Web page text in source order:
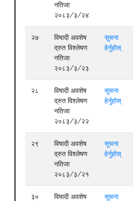
नतिजा
२०८३/३/२४
२७
विषादी अवशेष
द्रुत विश्लेषण
नतिजा
२०८३/३/२३
सूचना
हेर्नुहोस्
२८
विषादी अवशेष
द्रुत विश्लेषण
नतिजा
२०८३/३/२२
सूचना
हेर्नुहोस्
२९
विषादी अवशेष
द्रुत विश्लेषण
नतिजा
२०८३/३/२१
सूचना
हेर्नुहोस्
३०
विषादी अवशेष
सूचना